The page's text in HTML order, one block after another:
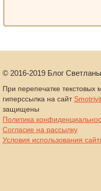
© 2016-2019 Блог
При перепечатке
гиперссылка на сайт
защищены
Политика
Согласие на рассылку
Условия использования